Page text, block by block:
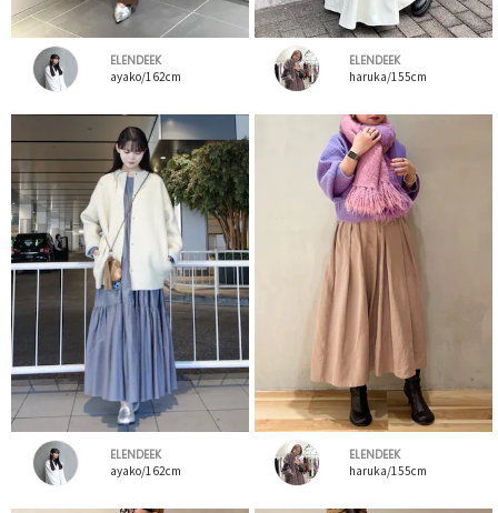
ELENDEEK
ayako/162cm
ELENDEEK
haruka/155cm
ELENDEEK
ayako/162cm
ELENDEEK
haruka/155cm